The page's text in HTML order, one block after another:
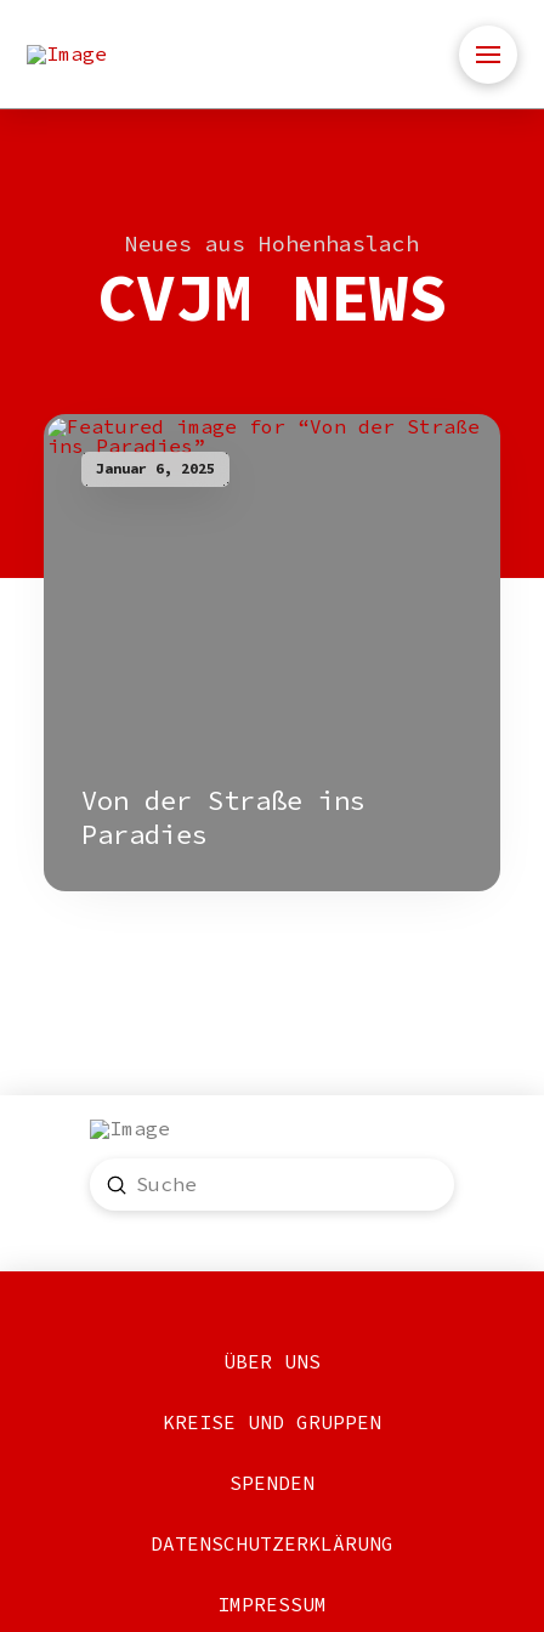
Neues aus Hohenhaslach
CVJM NEWS
Januar 6, 2025
Von der Straße ins
Paradies
Search
Submit
ÜBER UNS
KREISE UND GRUPPEN
SPENDEN
DATENSCHUTZERKLÄRUNG
IMPRESSUM